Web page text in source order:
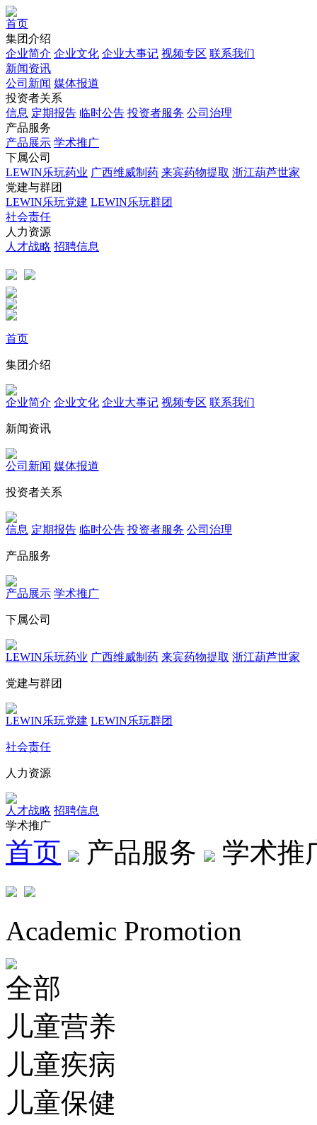
首页
集团介绍
企业简介 企业文化 企业⼤事记 视频专区 联系我们
新闻资讯
公司新闻 媒体报道
投资者关系
信息 定期报告 临时公告 投资者服务 公司治理
产品服务
产品展示 学术推广
下属公司
LEWIN乐玩药业 广西维威制药 来宾药物提取 浙江葫芦世家
党建与群团
LEWIN乐玩党建 LEWIN乐玩群团
社会责任
人力资源
人才战略 招聘信息
首页
集团介绍
企业简介 企业文化 企业⼤事记 视频专区 联系我们
新闻资讯
公司新闻 媒体报道
投资者关系
信息 定期报告 临时公告 投资者服务 公司治理
产品服务
产品展示 学术推广
下属公司
LEWIN乐玩药业 广西维威制药 来宾药物提取 浙江葫芦世家
党建与群团
LEWIN乐玩党建 LEWIN乐玩群团
社会责任
人力资源
人才战略 招聘信息
学术推广
首页 产品服务 学术推
Academic Promotion
全部
儿童营养
儿童疾病
儿童保健